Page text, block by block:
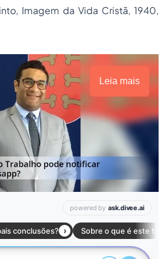
Imagem da Vida Cristã, 1940,
Leia mais